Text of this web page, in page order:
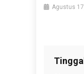
Agustus